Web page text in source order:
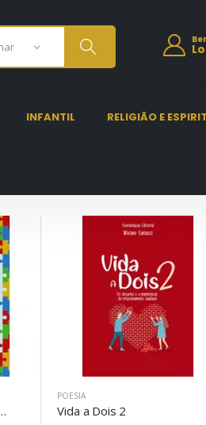
INFANTIL RELIGIÃO E
- Edição de Bolso
POESIA
Vida a Dois 2